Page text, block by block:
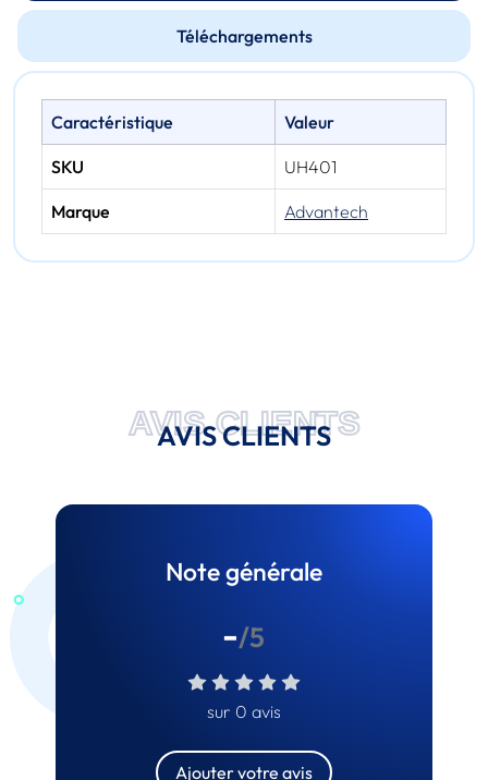
Téléchargements
Caractéristique Valeur
SKU UH401
Marque Advantech
AVIS CLIENTS
AVIS CLIENTS
Note générale
-/5
sur 0 avis
Ajouter votre avis